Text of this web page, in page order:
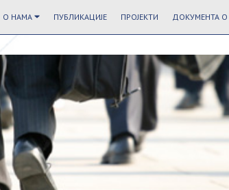
О НАМА ПУБЛИКАЦИЈЕ ПРОЈЕКТИ ДОКУМЕНТА О